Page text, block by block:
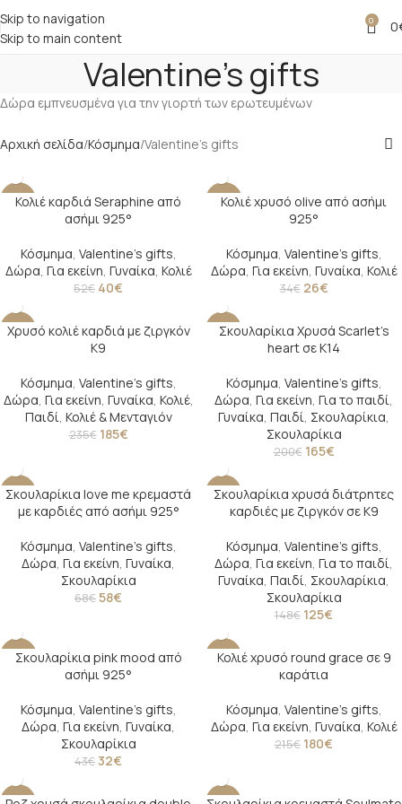
Skip to navigation
Skip to main content
0 0
Valentine's gifts
Δώρα εμπνευσμένα για την γιορτή των ερωτευμένων
Αρχική σελίδα Κόσμημα Valentine's gifts
-23%
Κολιέ καρδιά Seraphine από
ασήμι 925°
Κόσμημα, Valentine's gifts,
Δώρα, Για εκείνη, Γυναίκα, Κολιέ
52€ 40€
-24%
Κολιέ χρυσό olive από ασήμι
925°
Κόσμημα, Valentine's gifts,
Δώρα, Για εκείνη, Γυναίκα, Κολιέ
34€ 26€
-21%
Χρυσό κολιέ καρδιά με ζιργκόν
Κ9
Κόσμημα, Valentine's gifts,
Δώρα, Για εκείνη, Γυναίκα, Κολιέ,
Παιδί, Κολιέ & Μενταγιόν
235€ 185€
-18%
Σκουλαρίκια Χρυσά Scarlet’s
heart σε Κ14
Κόσμημα, Valentine's gifts,
Δώρα, Για εκείνη, Για το παιδί,
Γυναίκα, Παιδί, Σκουλαρίκια,
Σκουλαρίκια
200€ 165€
-15%
Σκουλαρίκια love me κρεμαστά
με καρδιές από ασήμι 925°
Κόσμημα, Valentine's gifts,
Δώρα, Για εκείνη, Γυναίκα,
Σκουλαρίκια
68€58€
-16%
Σκουλαρίκια χρυσά διάτρητες
καρδιές με ζιργκόν σε Κ9
Κόσμημα, Valentine's gifts,
Δώρα, Για εκείνη, Για το παιδί,
Γυναίκα, Παιδί, Σκουλαρίκια,
Σκουλαρίκια
148€ 125€
-26%
Σκουλαρίκια pink mood από
ασήμι 925°
Κόσμημα, Valentine's gifts,
Δώρα, Για εκείνη, Γυναίκα,
Σκουλαρίκια
43€ 32€
-16%
Κολιέ χρυσό round grace σε 9
καράτια
Κόσμημα, Valentine's gifts,
Δώρα, Για εκείνη, Γυναίκα, Κολιέ
215€ 180€